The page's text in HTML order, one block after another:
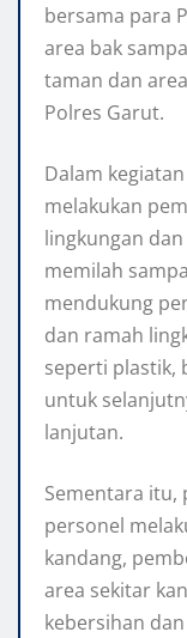
bersama para
area bak
taman dan
Polres Garut.
Dalam
melakukan
lingkungan
memilah
mendukung
dan ramah
seperti plastik,
untuk
lanjutan.
Sementara itu,
personel
kandang,
area sekitar
kebersihan